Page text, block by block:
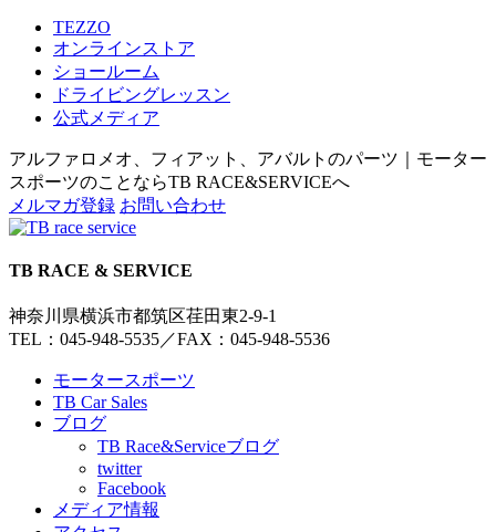
TEZZO
オンラインストア
ショールーム
ドライビングレッスン
公式メディア
アルファロメオ、フィアット、アバルトのパーツ｜モーター
スポーツのことならTB RACE&SERVICEへ
メルマガ登録 お問い合わせ
TB RACE & SERVICE
神奈川県横浜市都筑区荏田東2-9-1
TEL：045-948-5535／FAX：045-948-5536
モータースポーツ
TB Car Sales
ブログ
TB Race&Serviceブログ
twitter
Facebook
メディア情報